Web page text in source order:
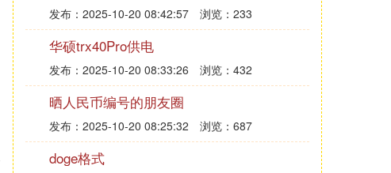
发布：2025-10-20 08:42:57 浏览：233
华硕trx40Pro供电
发布：2025-10-20 08:33:26 浏览：432
晒人民币编号的朋友圈
发布：2025-10-20 08:25:32 浏览：687
doge格式